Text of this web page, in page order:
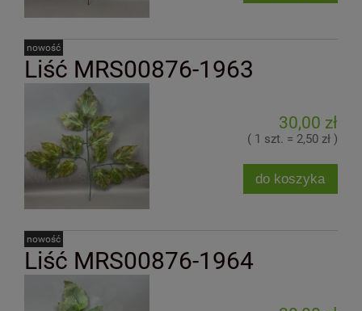
Liść MRS00876-1963
30,00 zł
( 1 szt. = 2,50 zł )
do koszyka
nowość
Liść MRS00876-1964
nowość